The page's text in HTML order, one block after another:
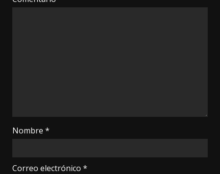
Nombre *
Correo electrónico *